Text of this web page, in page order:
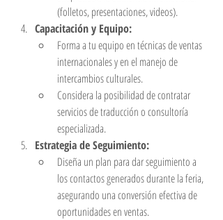
(folletos, presentaciones, videos).
Capacitación y Equipo:
Forma a tu equipo en técnicas de ventas
internacionales y en el manejo de
intercambios culturales.
Considera la posibilidad de contratar
servicios de traducción o consultoría
especializada.
Estrategia de Seguimiento:
Diseña un plan para dar seguimiento a
los contactos generados durante la feria,
asegurando una conversión efectiva de
oportunidades en ventas.